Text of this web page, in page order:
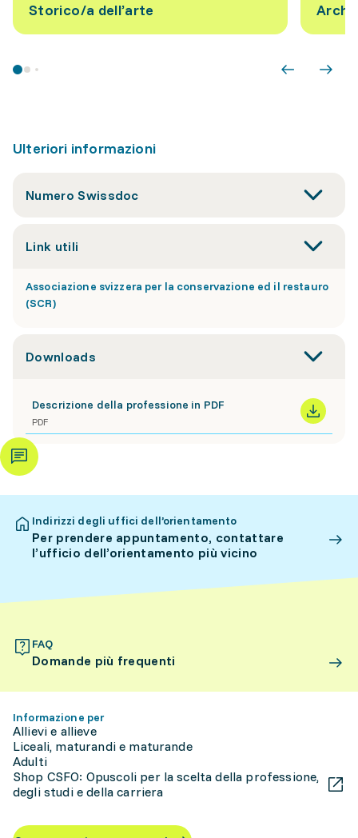
Storico/a dell’arte
Ulteriori informazioni
Numero Swissdoc
Link utili
Associazione svizzera per la conservazione ed il restauro
(SCR)
Downloads
Descrizione della professione in PDF
PDF
Indirizzi degli uffici dell’orientamento
Per prendere appuntamento, contattare
l’ufficio dell’orientamento più vicino
FAQ
Domande più frequenti
Informazione per
Allievi e allieve
Liceali, maturandi e maturande
Adulti
Shop CSFO: Opuscoli per la scelta della professione,
degli studi e della carriera